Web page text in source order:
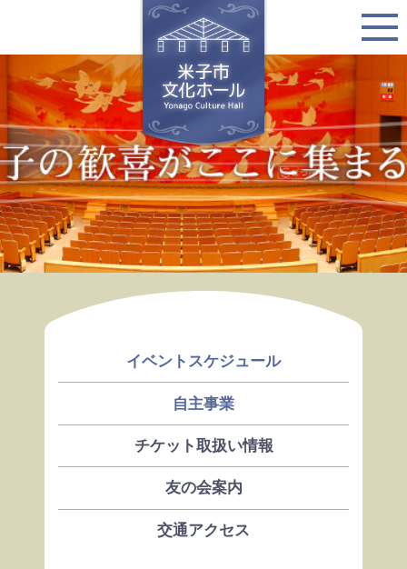
イベントスケジュール
自主事業
チケット取扱い情報
友の会案内
交通アクセス